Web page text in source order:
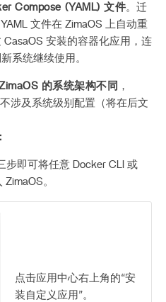
Compose (YAML) 文件。迁
文件在 ZimaOS 上自动重
安装的容器化应用，连
系统继续使用。
的系统架构不同 ，
不涉及系统级别配置（将在后文
步即可将任意 Docker CLI 或
。
点击应用中心右上角的“安
装自定义应用”。